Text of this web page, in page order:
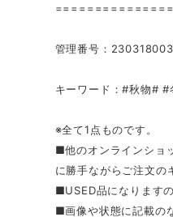
管理番号：230318003
キーワード：#秋物#
※全て1点ものです。
■他のオンラインショ
に勝手ながらご注文の
■USED品になります
■画像や状態に記載の